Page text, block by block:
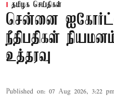
தமிழக செய்திகள்
சென்னை
நீதிபதிகள்
உத்தரவு
Published on: 07 Aug 2026, 3:22